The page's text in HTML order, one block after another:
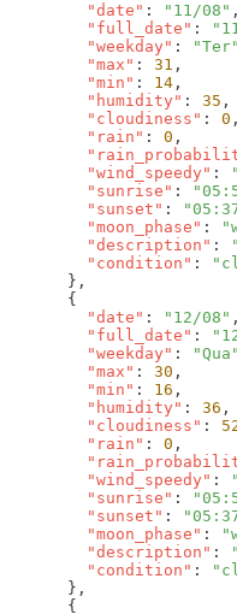
        "date"
: "11/08"
        "full_date"
:
        "weekday"
: "Ter"
        "max"
: 31
        "min"
: 14
        "humidity"
: 35
        "cloudiness"
: 0
        "rain"
: 0
        "wind_speedy"
:
        "sunrise"
:
        "sunset"
:
        "moon_phase"
:
        "description"
:
        "condition"
:
        "date"
: "12/08"
        "full_date"
:
        "weekday"
: "Qua"
        "max"
: 30
        "min"
: 16
        "humidity"
: 36
        "cloudiness"
:
        "rain"
: 0
        "wind_speedy"
:
        "sunrise"
:
        "sunset"
:
        "moon_phase"
:
        "description"
:
        "condition"
: